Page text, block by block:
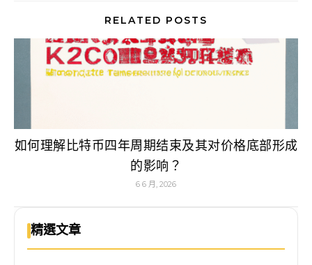
RELATED POSTS
如何理解比特币四年周期结束及其对价格底部形成
的影响？
6 6 月, 2026
精選文章